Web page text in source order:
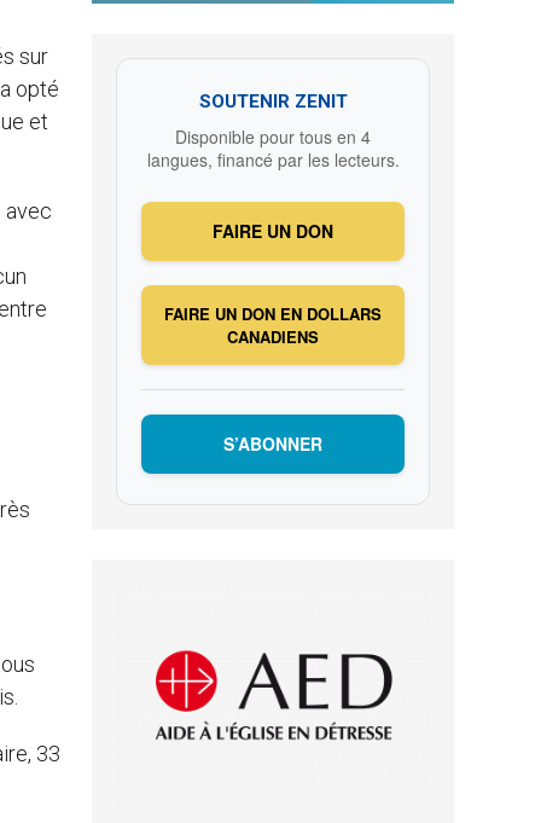
sur
opté
et
avec
33
SOUTENIR ZENIT
Disponible pour tous en 4
langues, financé par les lecteurs.
FAIRE UN DON
FAIRE UN DON EN DOLLARS
CANADIENS
S’ABONNER